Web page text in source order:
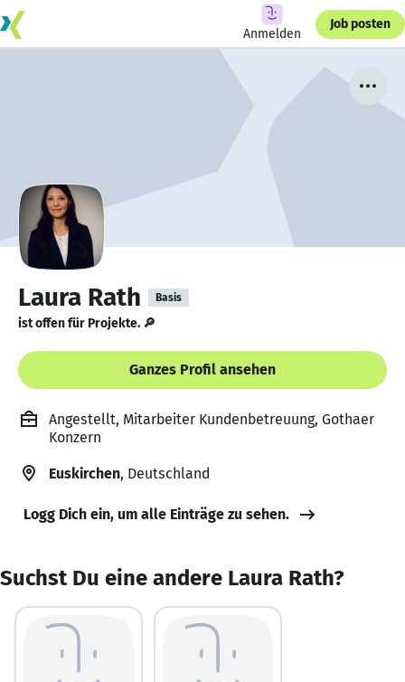
Anmelden
Job posten
Laura Rath Basis
ist offen für Projekte. 🔎
Ganzes Profil ansehen
Angestellt, Mitarbeiter Kundenbetreuung, Gothaer
Konzern
Euskirchen, Deutschland
Logg Dich ein, um alle Einträge zu sehen.
Suchst Du eine andere Laura Rath?